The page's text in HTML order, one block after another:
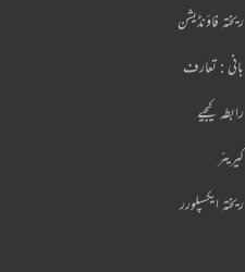
ریختہ فاؤنڈیشن
بانی : تعارف
رابطہ کیجیے
کیریئر
ریختہ ایکسپلورر